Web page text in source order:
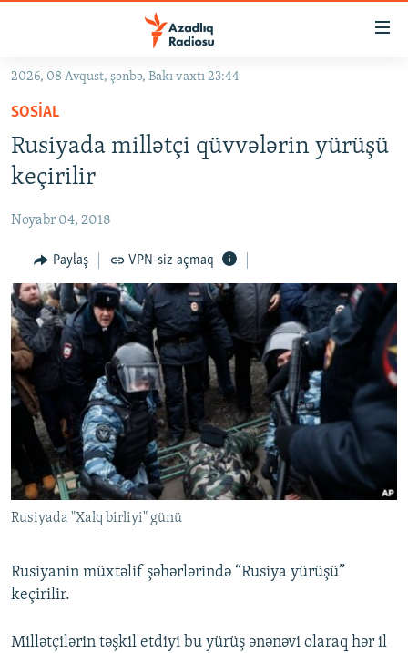
Əsas
qayıt
Əsas
naviqasiyaya
qayıt
Axtarışa
GÜNDƏM
KORRUPSIOMETR
#ƏSLINDƏ
FƏRQƏ BAX
QANUNI DOĞRU
ARAŞDIRMA
MULTIMEDIA
VIDEO
FOTOQALEREYA
İNFOQRAFIKA
KARIKATURA
RADIO ARXIV
OXU ZALI
AZƏRBAYCAN ƏDƏBIYYATI KITABXANASI
İSLAM VƏ DEMOKRATIYA
İZ - MƏDƏNIYYƏT PROQRAMI
HAQQIMIZDA
MISSIYAMIZ
PEŞƏ ETIKASI VƏ JURNALISTIKA STANDARTLARIMIZ
MATERIALLARIMIZDAN ISTIFADƏ
AZADLIQRADIOSU MOBIL TELEFONUNUZDA
XƏBƏR BÜLLETENLƏRIMIZ
BIZI IZLƏ
RFE/RL-in bütün saytları
2026, 08 Avqust, şənbə, Bakı vaxtı 23:44
SOSIAL
Rusiyada millətçi qüvvələrin yürüşü
keçirilir
Noyabr 04, 2018
Paylaş VPN-siz açmaq
Rusiyada "Xalq birliyi" günü
Rusiyanin müxtəlif şəhərlərində “Rusiya yürüşü”
keçirilir.
Millətçilərin təşkil etdiyi bu yürüş ənənəvi olaraq hər il